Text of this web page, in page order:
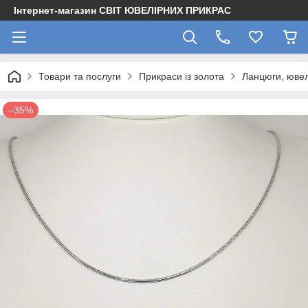
Інтернет-магазин СВІТ ЮВЕЛІРНИХ ПРИКРАС
Товари та послуги Прикраси із золота Ланцюги,
–35%